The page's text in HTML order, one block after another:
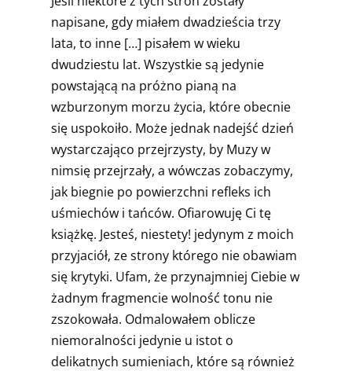
napisane, gdy miałem dwadzieścia trzy
lata, to inne […] pisałem w wieku
dwudziestu lat. Wszystkie są jedynie
powstającą na próżno pianą na
wzburzonym morzu życia, które obecnie
się uspokoiło. Może jednak nadejść dzień
wystarczająco przejrzysty, by Muzy w
nimsię przejrzały, a wówczas zobaczymy,
jak biegnie po powierzchni refleks ich
uśmiechów i tańców. Ofiarowuję Ci tę
książkę. Jesteś, niestety! jedynym z moich
przyjaciół, ze strony którego nie obawiam
się krytyki. Ufam, że przynajmniej Ciebie w
żadnym fragmencie wolność tonu nie
zszokowała. Odmalowałem oblicze
niemoralności jedynie u istot o
delikatnych sumieniach, które są również